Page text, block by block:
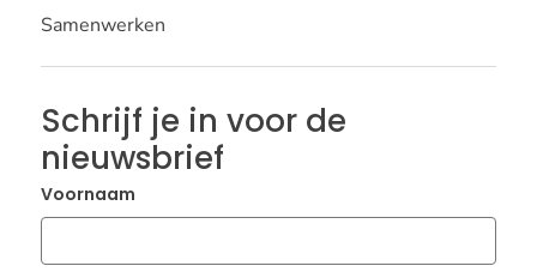
Samenwerken
Schrijf je in voor de
nieuwsbrief
Voornaam